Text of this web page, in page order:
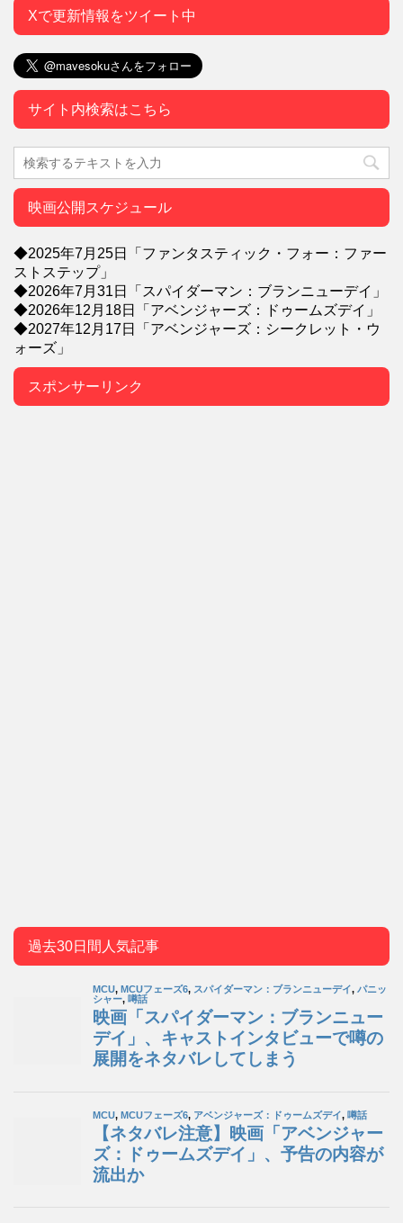
Xで更新情報をツイート中
サイト内検索はこちら
映画公開スケジュール
◆2025年7月25日「ファンタスティック・フォー：ファー
ストステップ」
◆2026年7月31日「スパイダーマン：ブランニューデイ」
◆2026年12月18日「アベンジャーズ：ドゥームズデイ」
◆2027年12月17日「アベンジャーズ：シークレット・ウ
ォーズ」
スポンサーリンク
過去30日間人気記事